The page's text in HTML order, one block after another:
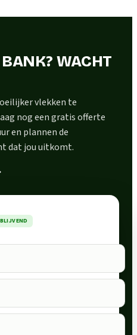
WACHT
vlekken te
nog een gratis offerte
en plannen de
dat jou uitkomt.